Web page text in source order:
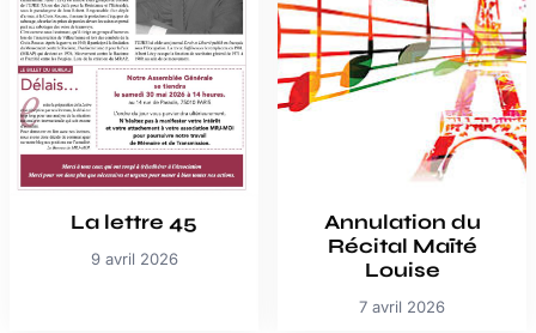
La lettre 45
9 avril 2026
Annulation du
Récital Maïté
Louise
7 avril 2026